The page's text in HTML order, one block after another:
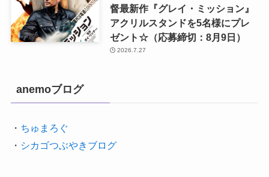
督最新作『グレイ・ミッション』
アクリルスタンドを5名様にプレ
ゼント☆（応募締切：8月9日）
2026.7.27
anemoブログ
・ ちゅまろぐ
・ シカゴつぶやきブログ